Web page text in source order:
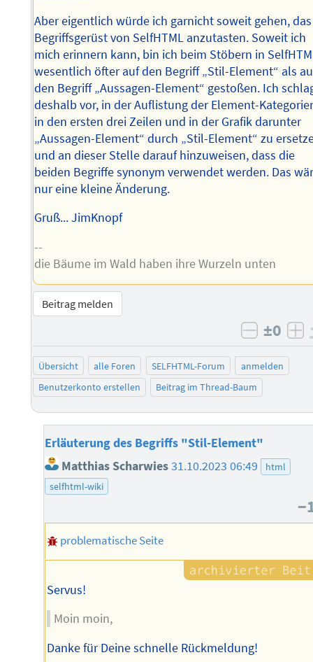
Aber eigentlich würde ich garnicht soweit gehen, das
Begriffsgerüst von SelfHTML anzutasten. Soweit ich
mich erinnern kann, bin ich beim Stöbern in
wesentlich öfter auf den Begriff „Stil-Element“ als
den Begriff „Aussagen-Element“ gestoßen. Ich
deshalb vor, in der Auflistung der Element-
in den ersten drei Zeilen und in der Grafik darunter
„Aussagen-Element“ durch „Stil-Element“ zu
und an dieser Stelle darauf hinzuweisen, dass die
beiden Begriffe synonym verwendet werden. Das
nur eine kleine Änderung.
Gruß... JimKnopf
--
die Bäume im Wald haben ihre Wurzeln unten
Beitrag melden
negativ
±0
Übersicht alle Foren SELFHTML-Forum
anmelden
Benutzerkonto erstellen
Beitrag im Thread-Baum
Erläuterung des Begriffs "Stil-Element"
Matthias Scharwies31.10.2023 06:49
html
selfhtml-wiki
problematische Seite
Servus!
Moin moin,
Danke für Deine schnelle Rückmeldung!